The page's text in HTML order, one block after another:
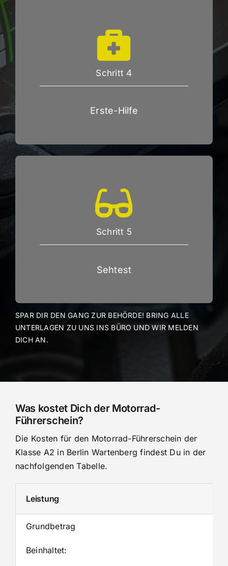
Schritt 4
Erste-Hilfe
Schritt 5
Sehtest
SPAR DIR DEN GANG ZUR BEHÖRDE! BRING ALLE
UNTERLAGEN ZU UNS INS BÜRO UND WIR MELDEN
DICH AN.
Was kostet Dich der Motorrad-
Führerschein?
Die Kosten für den Motorrad-Führerschein der
Klasse A2 in Berlin Wartenberg findest Du in der
nachfolgenden Tabelle.
Leistung
Grundbetrag
Beinhaltet: